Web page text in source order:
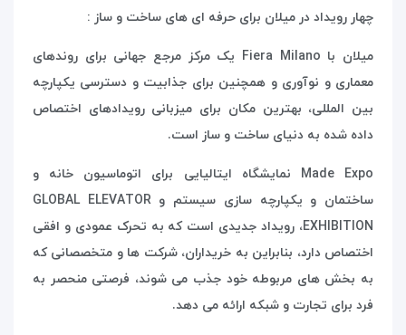
چهار رویداد در میلان برای حرفه ای های ساخت و ساز :
میلان با Fiera Milano یک مرکز مرجع جهانی برای روندهای
معماری و نوآوری و همچنین برای جذابیت و دسترسی یکپارچه
بین المللی، بهترین مکان برای میزبانی رویدادهای اختصاص
داده شده به دنیای ساخت و ساز است.
Made Expo نمایشگاه ایتالیایی برای اتوماسیون خانه و
ساختمان و یکپارچه سازی سیستم وGLOBAL ELEVATOR
EXHIBITION، رویداد جدیدی است که به تحرک عمودی و افقی
اختصاص دارد، بنابراین به خریداران، شرکت ها و متخصصانی که
به بخش های مربوطه خود جذب می شوند، فرصتی منحصر به
فرد برای تجارت و شبکه ارائه می دهد.